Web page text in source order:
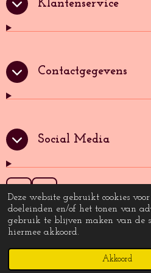
Deze website gebruikt cookies
doeleinden en/of het tonen van
gebruik te blijven maken van de
hiermee akkoord.
Akkoord
Klantenservice
Contactgegevens
Social Media
I
n
s
t
g
T
i
k
T
k
Copyright 2024 © Paperheart-